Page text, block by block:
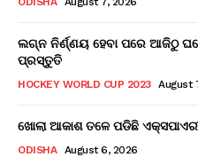
ଲଗ୍ନ ନିର୍ଣ୍ଣୟ ହେବା ପରେ ଆଜିଠୁ
ପ୍ରସ୍ତୁତି
HOCKEY WORLD CUP 2023 August
ଖୋଲା ଆକାଶ ତଳେ ପଡିଛି
ODISHA August 6, 2026